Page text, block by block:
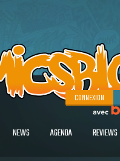
CONNEXION
NEWS AGENDA REVIEWS